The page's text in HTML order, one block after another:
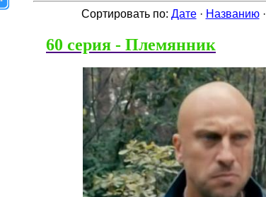
Сортировать по: Дате· Названию·
60 серия - Племянник